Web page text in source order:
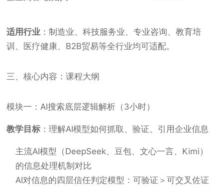
适用行业 ：制造业、科技服务业、专业咨询、教育培
训、医疗健康、B2B贸易等全行业均可适配。
三、核心内容：课程大纲
模块一：AI搜索底层逻辑解析（3小时）
教学目标 ：理解AI模型如何抓取、验证、引用企业信息
主流AI模型（DeepSeek、豆包、文心一言、Kimi）
的信息处理机制对比
AI对信息的四层信任判定模型：可验证＞可交叉佐证